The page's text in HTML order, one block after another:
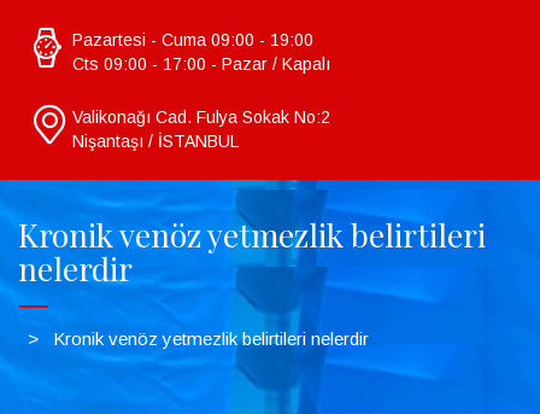
Pazartesi - Cuma 09:00 - 19:00
Cts 09:00 - 17:00 - Pazar / Kapalı
Valikonağı Cad. Fulya Sokak No:2
Nişantaşı / İSTANBUL
Kronik venöz yetmezlik belirtileri
nelerdir
> Kronik venöz yetmezlik belirtileri nelerdir